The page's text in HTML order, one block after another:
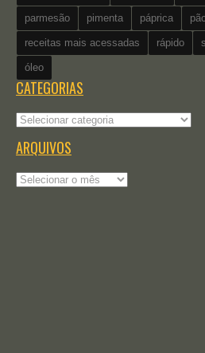
parmesão pimenta páprica
receitas mais acessadas rápido
óleo
CATEGORIAS
Categorias
ARQUIVOS
Arquivos